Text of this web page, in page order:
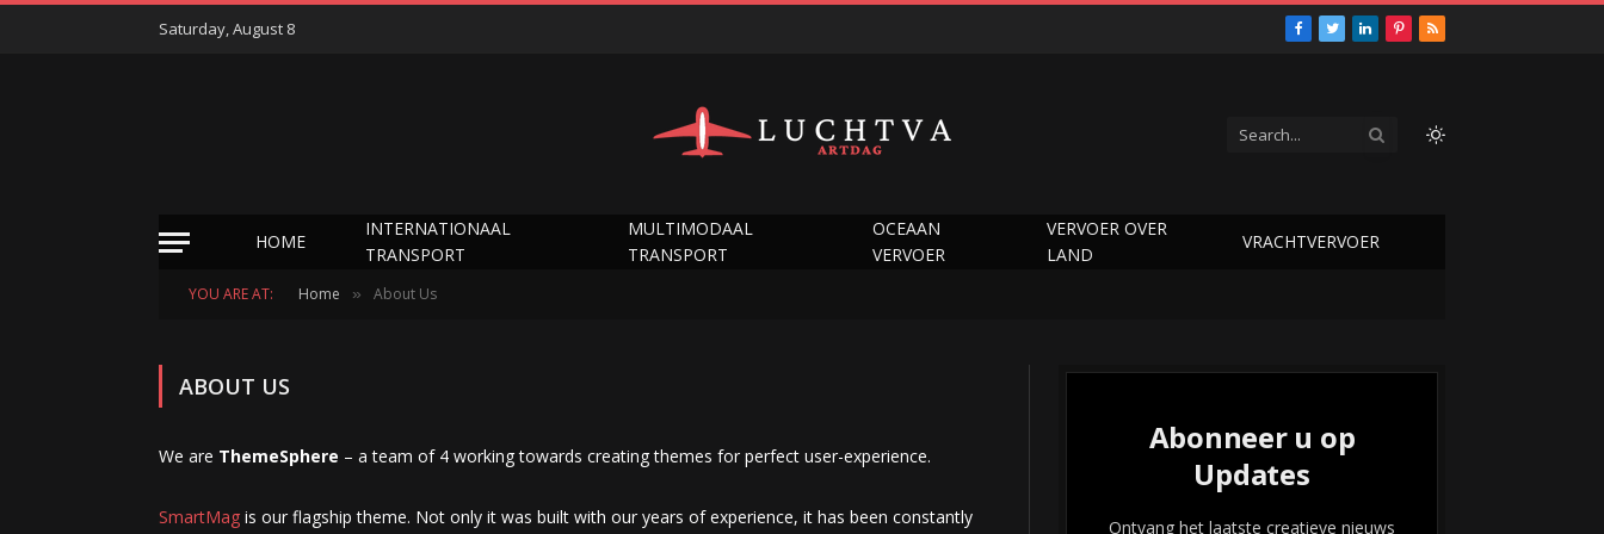
Saturday, August 8 Facebook
TwitterLinkedInPinterest
RSS
HOME
INTERNATIONAAL
TRANSPORT
MULTIMODAAL
TRANSPORT
OCEAAN
VERVOER
VERVOER OVER
LAND
VRACHTVERVOER
YOU ARE AT: Home » About Us
ABOUT US
We are ThemeSphere – a team of 4 working towards creating themes for perfect user-experience.
SmartMag is our flagship theme. Not only it was built with our years of experience, it has been constantly
Abonneer u op
Updates
Ontvang het laatste creatieve nieuws